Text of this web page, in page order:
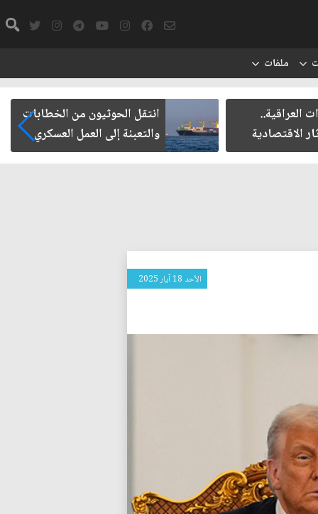
ملفات
العراقية..
الاقتصادية
انتقل الحوثيون من الخطابات
والتعبئة إلى العمل العسكري
الأحد 18 آيار 2025